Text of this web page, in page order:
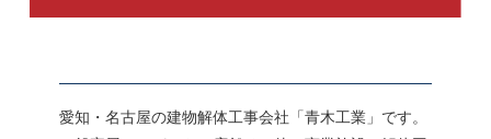
愛知・名古屋の建物解体工事会社「青木工業」です。